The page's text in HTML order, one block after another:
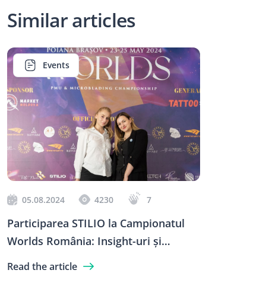
Similar articles
Events
05.08.2024 4230 7
Participarea STILIO la Campionatul
Worlds România: Insight-uri și
Inspirație din Poiana Brașov
Read the article